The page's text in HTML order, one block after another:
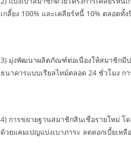
เกลี้ยง 100% และเคลียร์หนี้ 10% ตลอดทั้ง
3) มุ่งพัฒนาผลิตภัณฑ์ต่อเนื่องให้สมาชิกมีป
ธนาคารแบบเรียลไทม์ตลอด 24 ชั่วโมง ก
4) การขยายฐานสมาชิกสินเชื่อรายใหม่ โ
ด้วยแคมเปญแบ่งเบาภาระ ลดดอกเบี้ยเหลื